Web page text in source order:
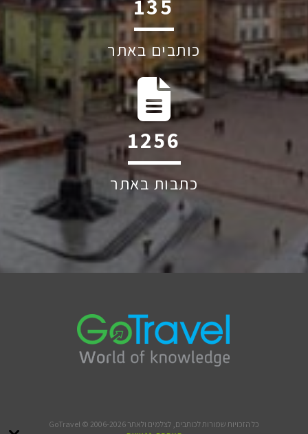
181
כותבים באתר
1689
כתבות באתר
כל הזכויות שמורות לכותבים, לצלמים ולאתר GoTravel © 2006-2026